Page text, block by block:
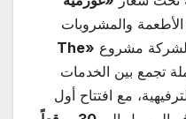
والمشروبات
مشروع
«The
تجمع بين الخدمات
مع افتتاح أول